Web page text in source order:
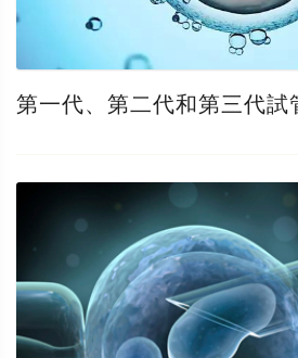
第一代、第二代和第三代試